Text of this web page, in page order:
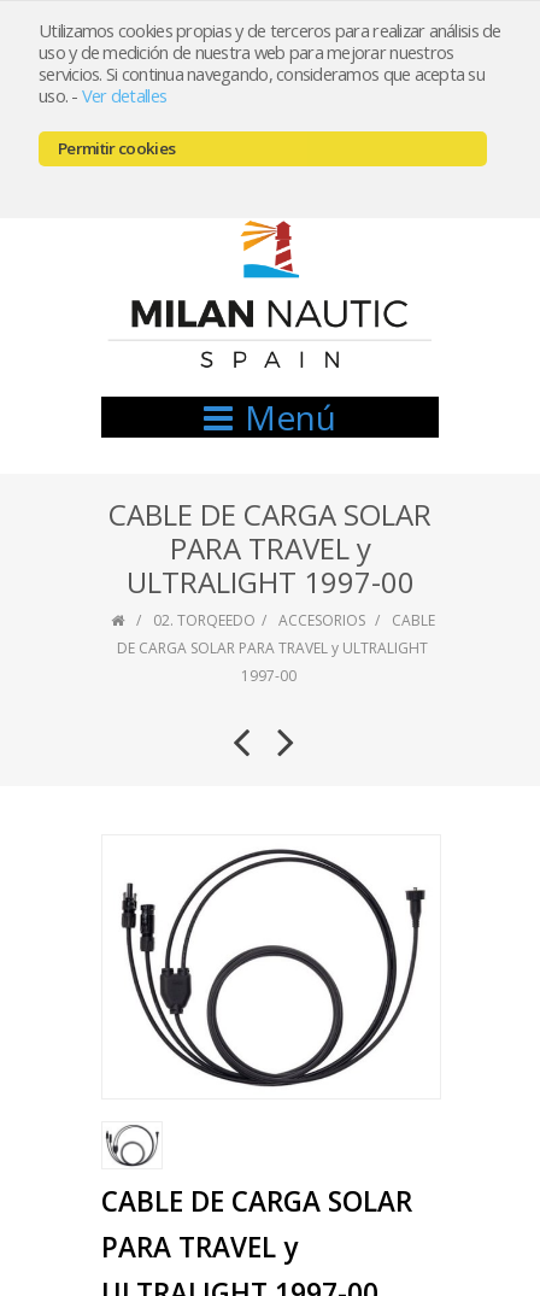
Utilizamos cookies propias y de terceros para realizar análisis de
uso y de medición de nuestra web para mejorar nuestros
servicios. Si continua navegando, consideramos que acepta su
uso. - Ver detalles
Permitir cookies
Registrarse Mi cuenta
666521122 // 654999333
Menú
CABLE DE CARGA SOLAR
PARA TRAVEL y
ULTRALIGHT 1997-00
02. TORQEEDO ACCESORIOS
CABLE
DE CARGA SOLAR PARA TRAVEL y ULTRALIGHT
1997-00
CABLE DE CARGA SOLAR
PARA TRAVEL y